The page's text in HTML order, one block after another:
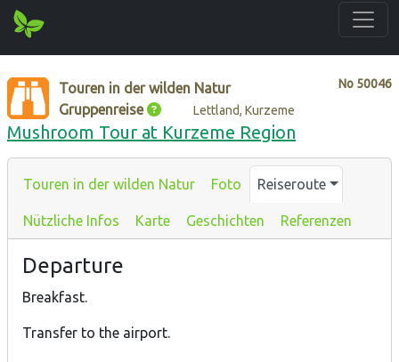
No 50046
Touren in der wilden Natur
Gruppenreise
Lettland, Kurzeme
Mushroom Tour at Kurzeme Region
Touren in der wilden Natur Foto Reiseroute
Nützliche Infos Karte Geschichten Referenzen
Departure
Breakfast.
Transfer to the airport.